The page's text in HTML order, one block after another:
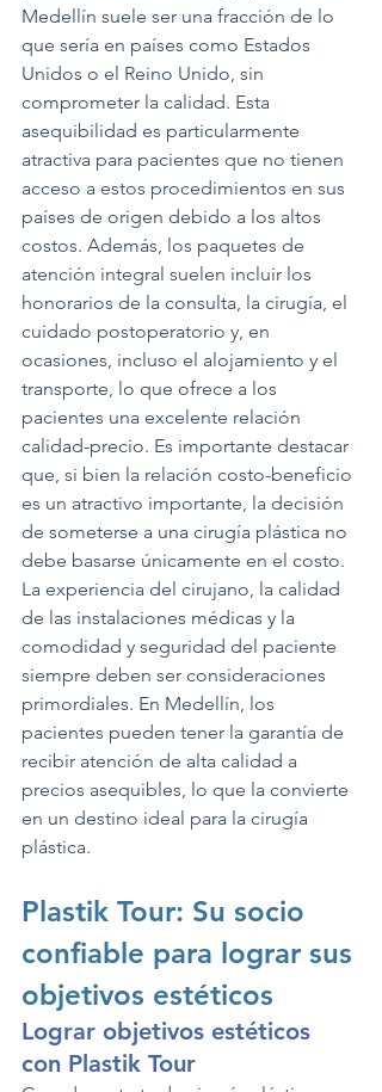
Medellín suele ser una fracción de lo
que sería en países como Estados
Unidos o el Reino Unido, sin
comprometer la calidad. Esta
asequibilidad es particularmente
atractiva para pacientes que no tienen
acceso a estos procedimientos en sus
países de origen debido a los altos
costos. Además, los paquetes de
atención integral suelen incluir los
honorarios de la consulta, la cirugía, el
cuidado postoperatorio y, en
ocasiones, incluso el alojamiento y el
transporte, lo que ofrece a los
pacientes una excelente relación
calidad-precio. Es importante destacar
que, si bien la relación costo-beneficio
es un atractivo importante, la decisión
de someterse a una cirugía plástica no
debe basarse únicamente en el costo.
La experiencia del cirujano, la calidad
de las instalaciones médicas y la
comodidad y seguridad del paciente
siempre deben ser consideraciones
primordiales. En Medellín, los
pacientes pueden tener la garantía de
recibir atención de alta calidad a
precios asequibles, lo que la convierte
en un destino ideal para la cirugía
plástica.
Plastik Tour: Su socio
confiable para lograr sus
objetivos estéticos
Lograr objetivos estéticos
con Plastik Tour